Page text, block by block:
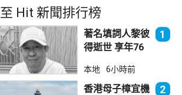
至 Hit 新聞排行榜
著名填詞人黎彼
得逝世 享年76
1
本地 6小時前
香港母子樟宜機
2